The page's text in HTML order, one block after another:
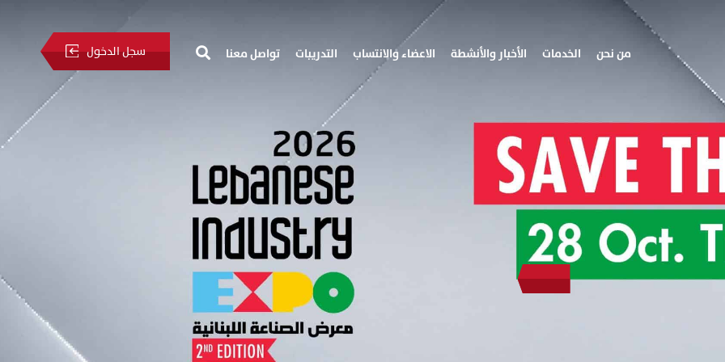
سجل الدخول من نحن الخدمات الأخبار والأنشطة الاعضاء والانتساب التدريبات تواصل معنا